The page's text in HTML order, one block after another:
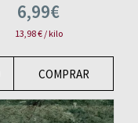
6,99€
13,98 € / kilo
COMPRAR